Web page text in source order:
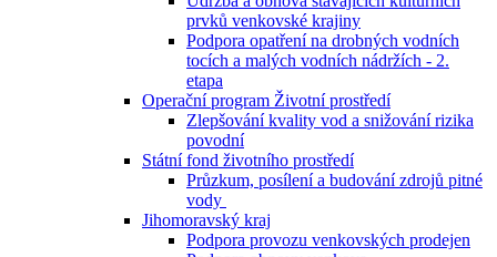
prvků venkovské krajiny
Podpora opatření na drobných vodních
tocích a malých vodních nádržích - 2.
etapa
Operační program Životní prostředí
Zlepšování kvality vod a snižování rizika
povodní
Státní fond životního prostředí
Průzkum, posílení a budování zdrojů pitné
vody
Jihomoravský kraj
Podpora provozu venkovských prodejen